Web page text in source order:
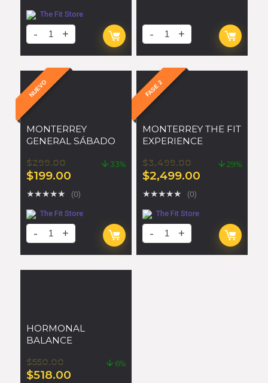
The Fit Store
NUEVO
MONTERREY
GENERAL SÁBADO
$299.00
$199.00
33%
★★★★★ (0)
The Fit Store
FASE 2
MONTERREY THE FIT
EXPERIENCE
$3,499.00
$2,499.00
29%
★★★★★ (0)
The Fit Store
HORMONAL
BALANCE
$550.00
$518.00
6%